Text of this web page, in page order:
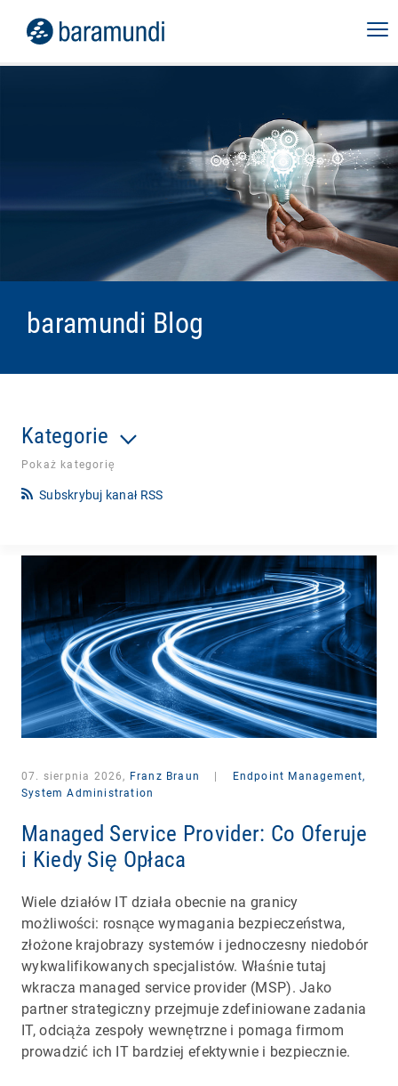
baramundi Blog
Kategorie
Pokaż kategorię
Subskrybuj kanał RSS
07. sierpnia 2026, Franz Braun
Endpoint Management,
System Administration
Managed Service Provider: Co Oferuje
i Kiedy Się Opłaca
Wiele działów IT działa obecnie na granicy
możliwości: rosnące wymagania bezpieczeństwa,
złożone krajobrazy systemów i jednoczesny niedobór
wykwalifikowanych specjalistów. Właśnie tutaj
wkracza managed service provider (MSP). Jako
partner strategiczny przejmuje zdefiniowane zadania
IT, odciąża zespoły wewnętrzne i pomaga firmom
prowadzić ich IT bardziej efektywnie i bezpiecznie.